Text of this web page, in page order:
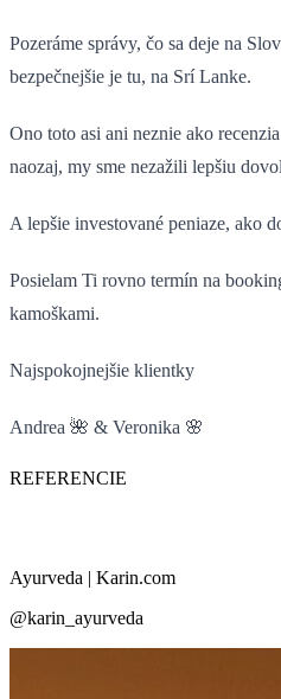
Pozeráme správy, čo sa deje na
bezpečnejšie je tu, na Srí Lanke.
Ono toto asi ani neznie ako
naozaj, my sme nezažili lepšiu
A lepšie investované peniaze, ako
Posielam Ti rovno termín na
kamoškami.
Najspokojnejšie klientky
Andrea 🌺 & Veronika 🌸
REFERENCIE
Ayurveda | Karin.com
@karin_ayurveda